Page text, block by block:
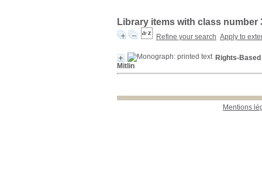
Library items with class number
Refine your search Apply to
Rights-
Mitlin
Mentions